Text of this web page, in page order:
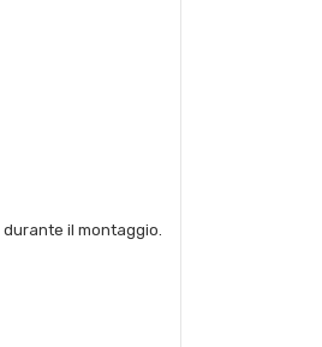
durante il montaggio.